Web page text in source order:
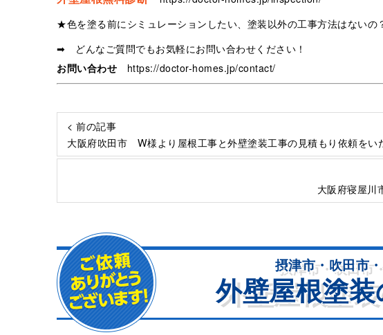
★色を塗る前にシミュレーションしたい、塗装以外の工事方法はな
➡ どんなご質問でもお気軽にお問い合わせください！
お問い合わせ
https://doctor-homes.jp/contact/
< 前の記事
大阪府吹田市 W様より屋根工事と外壁塗装工事の見積もり依頼をい
大阪府寝屋川
摂津市・吹田市
外壁屋根塗